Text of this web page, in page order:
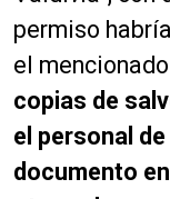
permiso
el
copias de
el personal
documento